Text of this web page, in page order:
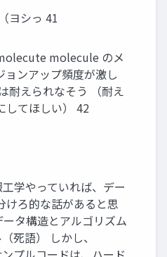
ヨシっ 41
molecule のメ
ョンアップ頻度が激し
耐えられなそう （耐え
してほしい） 42
学やっていれば、デー
けろ的な話があると思
ータ構造とアルゴリズム
死語） しかし、